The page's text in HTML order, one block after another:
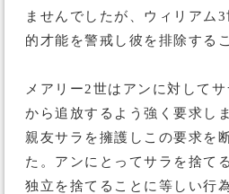
ませんでしたが、ウィリアム
的才能を警戒し彼を排除する
メアリー2世はアンに対して
から追放するよう強く要求し
親友サラを擁護しこの要求を
た。アンにとってサラを捨て
独立を捨てることに等しい行